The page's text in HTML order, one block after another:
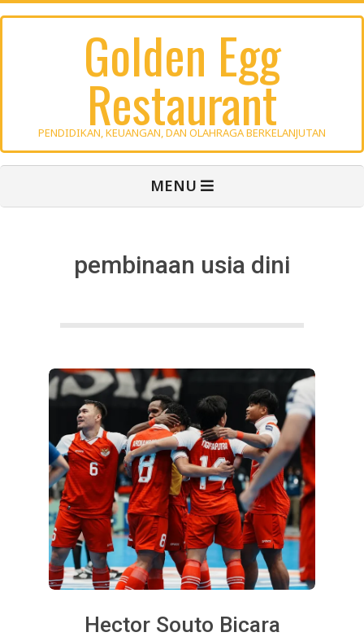
Skip
Golden Egg
Restaurant
PENDIDIKAN, KEUANGAN, DAN OLAHRAGA BERKELANJUTAN
MENU
pembinaan usia dini
Hector Souto Bicara